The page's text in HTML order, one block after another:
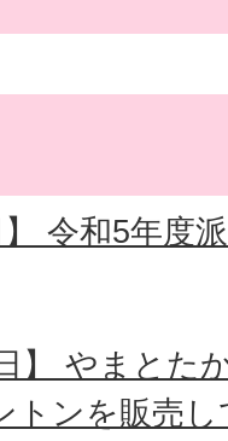
】 令和5年度
】 やまとた
トンを販売